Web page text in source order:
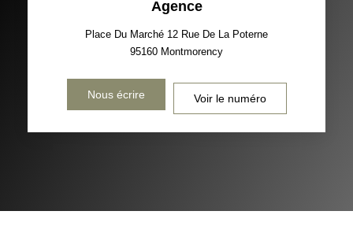
Agence
Place Du Marché 12 Rue De La Poterne
95160 Montmorency
Nous écrire Voir le numéro